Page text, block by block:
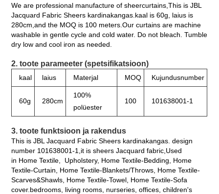
We are professional manufacture of sheercurtains,This is JBL
Jacquard Fabric Sheers kardinakangas.kaal is 60g, laius is
280cm,and the MOQ is 100 meters.Our curtains are machine
washable in gentle cycle and cold water. Do not bleach. Tumble
dry low and cool iron as needed.
2. toote parameeter (spetsifikatsioon)
kaal laius Materjal MOQ Kujundusnumber
60g 280cm
100%
polüester
100 101638001-1
3. toote funktsioon ja rakendus
This is JBL Jacquard Fabric Sheers kardinakangas. design
number 101638001-1,it is sheers Jacquard fabric,Used
in Home Textile, Upholstery, Home Textile-Bedding, Home
Textile-Curtain, Home Textile-Blankets/Throws, Home Textile-
Scarves&Shawls, Home Textile-Towel, Home Textile-Sofa
cover.bedrooms, living rooms, nurseries, offices, children's